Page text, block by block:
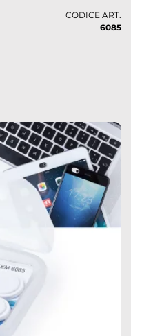
CODICE ART.
6085